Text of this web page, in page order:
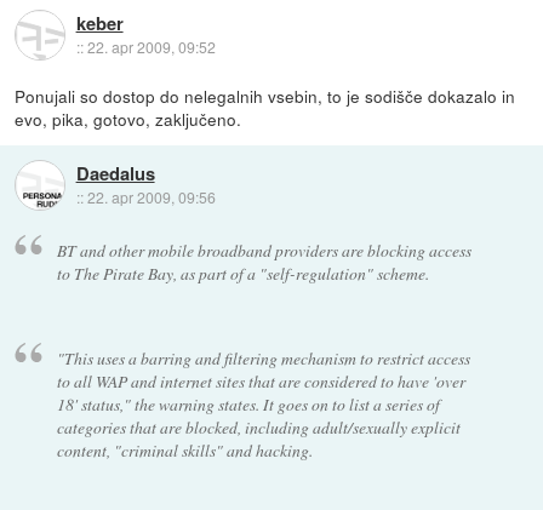
keber
::22. apr 2009, 09:52
Ponujali so dostop do nelegalnih vsebin, to je sodišče dokazalo in
evo, pika, gotovo, zaključeno.
Daedalus
::22. apr 2009, 09:56
BT and other mobile broadband providers are blocking access
to The Pirate Bay, as part of a "self-regulation" scheme.
"This uses a barring and filtering mechanism to restrict access
to all WAP and internet sites that are considered to have 'over
18' status," the warning states. It goes on to list a series of
categories that are blocked, including adult/sexually explicit
content, "criminal skills" and hacking.